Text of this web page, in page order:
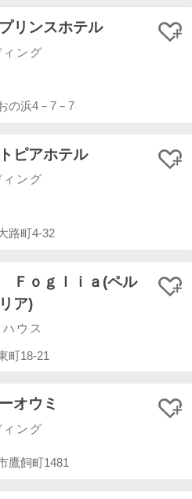
リンスホテル
ング
の浜4－7－7
ピアホテル
ング
路町4-32
Ｆｏｇｌｉａ(ペル
ア)
ウス
町18-21
オウミ
ング
鷹飼町1481